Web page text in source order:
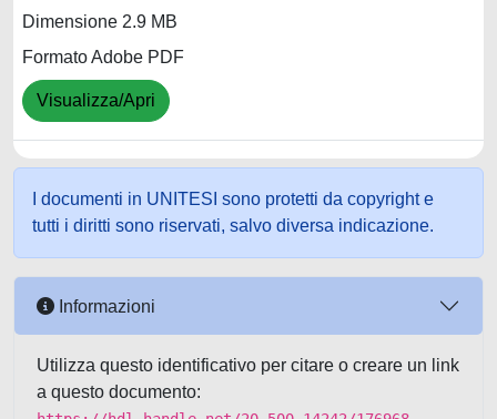
Dimensione 2.9 MB
Formato Adobe PDF
Visualizza/Apri
I documenti in UNITESI sono protetti da copyright e
tutti i diritti sono riservati, salvo diversa indicazione.
Informazioni
Utilizza questo identificativo per citare o creare un link
a questo documento: